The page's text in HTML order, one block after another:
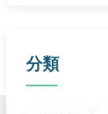
分類